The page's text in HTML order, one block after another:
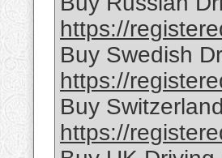
https://
Buy Swedish
https://
Buy
https://